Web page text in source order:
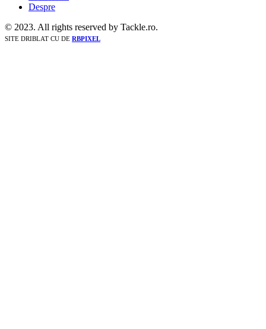
Despre
© 2023. All rights reserved by Tackle.ro.
SITE DRIBLAT CU DE RBPIXEL